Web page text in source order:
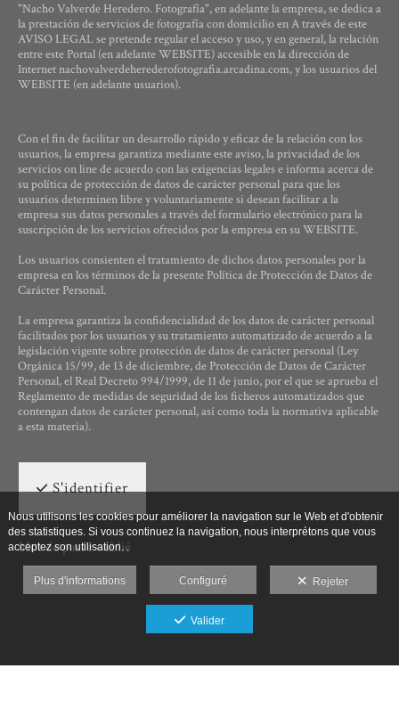
"Nacho Valverde Heredero. Fotografía", en adelante la empresa, se dedica a
la prestación de servicios de fotografía con domicilio en A través de este
AVISO LEGAL se pretende regular el acceso y uso, y en general, la relación
entre este Portal (en adelante WEBSITE) accesible en la dirección de
Internet nachovalverdeherederofotografia.arcadina.com, y los usuarios del
WEBSITE (en adelante usuarios).
Con el fin de facilitar un desarrollo rápido y eficaz de la relación con los
usuarios, la empresa garantiza mediante este aviso, la privacidad de los
servicios on line de acuerdo con las exigencias legales e informa acerca de
su política de protección de datos de carácter personal para que los
usuarios determinen libre y voluntariamente si desean facilitar a la
empresa sus datos personales a través del formulario electrónico para la
suscripción de los servicios ofrecidos por la empresa en su WEBSITE.
Los usuarios consienten el tratamiento de dichos datos personales por la
empresa en los términos de la presente Política de Protección de Datos de
Carácter Personal.
La empresa garantiza la confidencialidad de los datos de carácter personal
facilitados por los usuarios y su tratamiento automatizado de acuerdo a la
legislación vigente sobre protección de datos de carácter personal (Ley
Orgánica 15/99, de 13 de diciembre, de Protección de Datos de Carácter
Personal, el Real Decreto 994/1999, de 11 de junio, por el que se aprueba el
Reglamento de medidas de seguridad de los ficheros automatizados que
contengan datos de carácter personal, así como toda la normativa aplicable
a esta materia).
S'identifier
Mot de passe oublié
Nous utilisons les cookies pour améliorer la navigation sur le Web et d'obtenir
des statistiques. Si vous continuez la navigation, nous interprétons que vous
acceptez son utilisation. .
Plus d'informations Configuré Rejeter
Valider